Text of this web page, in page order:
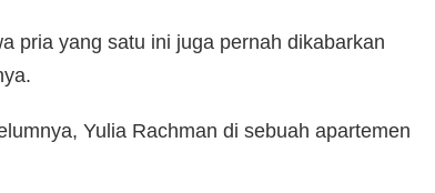
pria yang satu ini juga pernah dikabarkan
Yulia Rachman di sebuah apartemen